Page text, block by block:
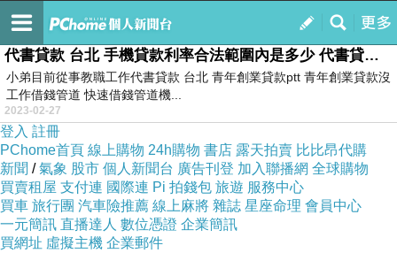
我的
訂閱
人生如霧亦如夢
代書貸款 台北 手機貸款利率合法範圍內是多少 代書貸款 台北
小弟目前從事教職工作代書貸款 台北 青年創業貸款ptt 青年創業貸款沒
工作借錢管道 快速借錢管道機...
2023-02-27
登入 註冊
PChome首頁 線上購物 24h購物 書店 露天拍賣 比比昂代購
新聞 /氣象 股市 個人新聞台 廣告刊登 加入聯播網 全球購物
買賣租屋 支付連 國際連 Pi 拍錢包 旅遊 服務中心
買車 旅行團 汽車險推薦 線上麻將 雜誌 星座命理 會員中心
一元簡訊 直播達人 數位憑證 企業簡訊
買網址 虛擬主機 企業郵件